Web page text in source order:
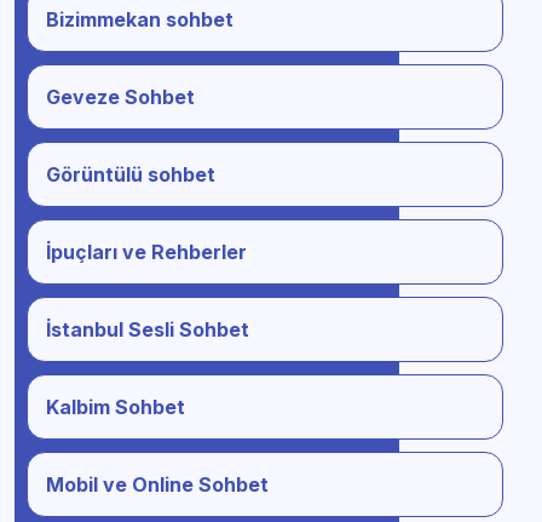
Bizimmekan sohbet
Geveze Sohbet
Görüntülü sohbet
İpuçları ve Rehberler
İstanbul Sesli Sohbet
Kalbim Sohbet
Mobil ve Online Sohbet